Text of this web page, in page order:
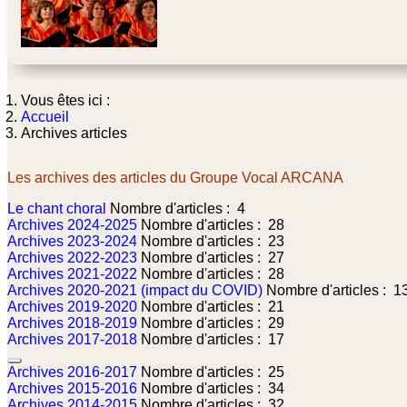
Vous êtes ici :
Accueil
Archives articles
Les archives des articles du Groupe Vocal ARCANA
Le chant choral
Nombre d'articles : 4
Archives 2024-2025 Nombre d'articles : 28
Archives 2023-2024 Nombre d'articles : 23
Archives 2022-2023 Nombre d'articles : 27
Archives 2021-2022 Nombre d'articles : 28
Archives 2020-2021 (impact du COVID) Nombre d'articles :
Archives 2019-2020 Nombre d'articles : 21
Archives 2018-2019 Nombre d'articles : 29
Archives 2017-2018 Nombre d'articles : 17
Archives 2016-2017 Nombre d'articles : 25
Archives 2015-2016 Nombre d'articles : 34